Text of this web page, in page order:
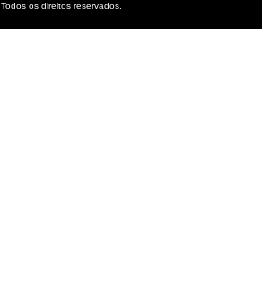
Todos os direitos reservados.